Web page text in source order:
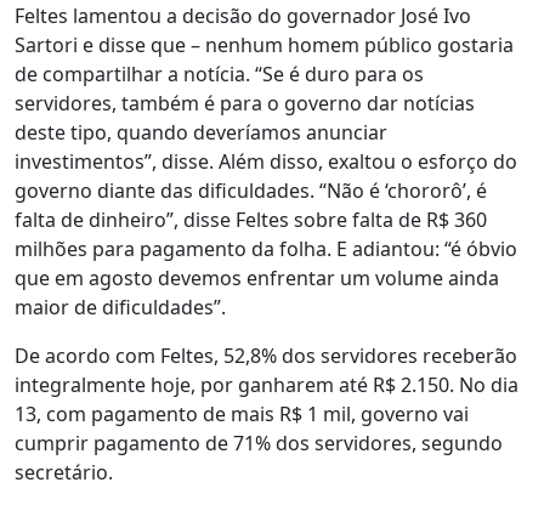
Feltes lamentou a decisão do governador José Ivo
Sartori e disse que – nenhum homem público gostaria
de compartilhar a notícia. “Se é duro para os
servidores, também é para o governo dar notícias
deste tipo, quando deveríamos anunciar
investimentos”, disse. Além disso, exaltou o esforço do
governo diante das dificuldades. “Não é ‘chororô’, é
falta de dinheiro”, disse Feltes sobre falta de R$ 360
milhões para pagamento da folha. E adiantou: “é óbvio
que em agosto devemos enfrentar um volume ainda
maior de dificuldades”.
De acordo com Feltes, 52,8% dos servidores receberão
integralmente hoje, por ganharem até R$ 2.150. No dia
13, com pagamento de mais R$ 1 mil, governo vai
cumprir pagamento de 71% dos servidores, segundo
secretário.